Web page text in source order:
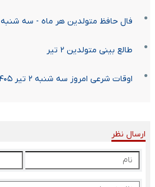
فال حافظ متولدین هر ماه - سه شنبه ۲ تیر ۱۴۰۵
طالع بینی متولدین ۲ تیر
اوقات شرعی امروز سه شنبه ۲ تیر ۱۴۰۵
ارسال نظر